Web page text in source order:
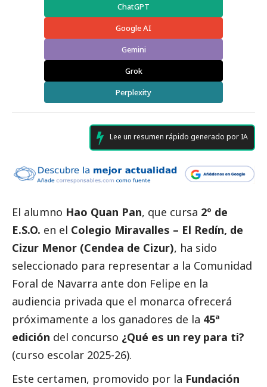
ChatGPT
Google AI
Gemini
Grok
Perplexity
Lee un resumen rápido generado por IA
El alumno Hao Quan Pan, que cursa 2º de
E.S.O. en el Colegio Miravalles – El Redín, de
Cizur Menor (Cendea de Cizur), ha sido
seleccionado para representar a la Comunidad
Foral de Navarra ante don Felipe en la
audiencia privada que el monarca ofrecerá
próximamente a los ganadores de la 45ª
edición del concurso ¿Qué es un rey para ti?
(curso escolar 2025-26).
Este certamen, promovido por la Fundación